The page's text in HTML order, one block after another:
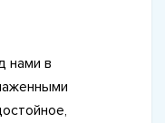
нами в